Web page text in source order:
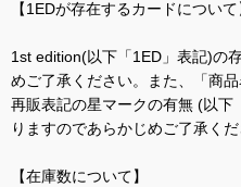
【1EDが存在するカードについて
1st edition(以下「1ED」表記)の
めご了承ください。また、「商
再販表記の星マークの有無 (以
りますのであらかじめご了承く
【在庫数について】